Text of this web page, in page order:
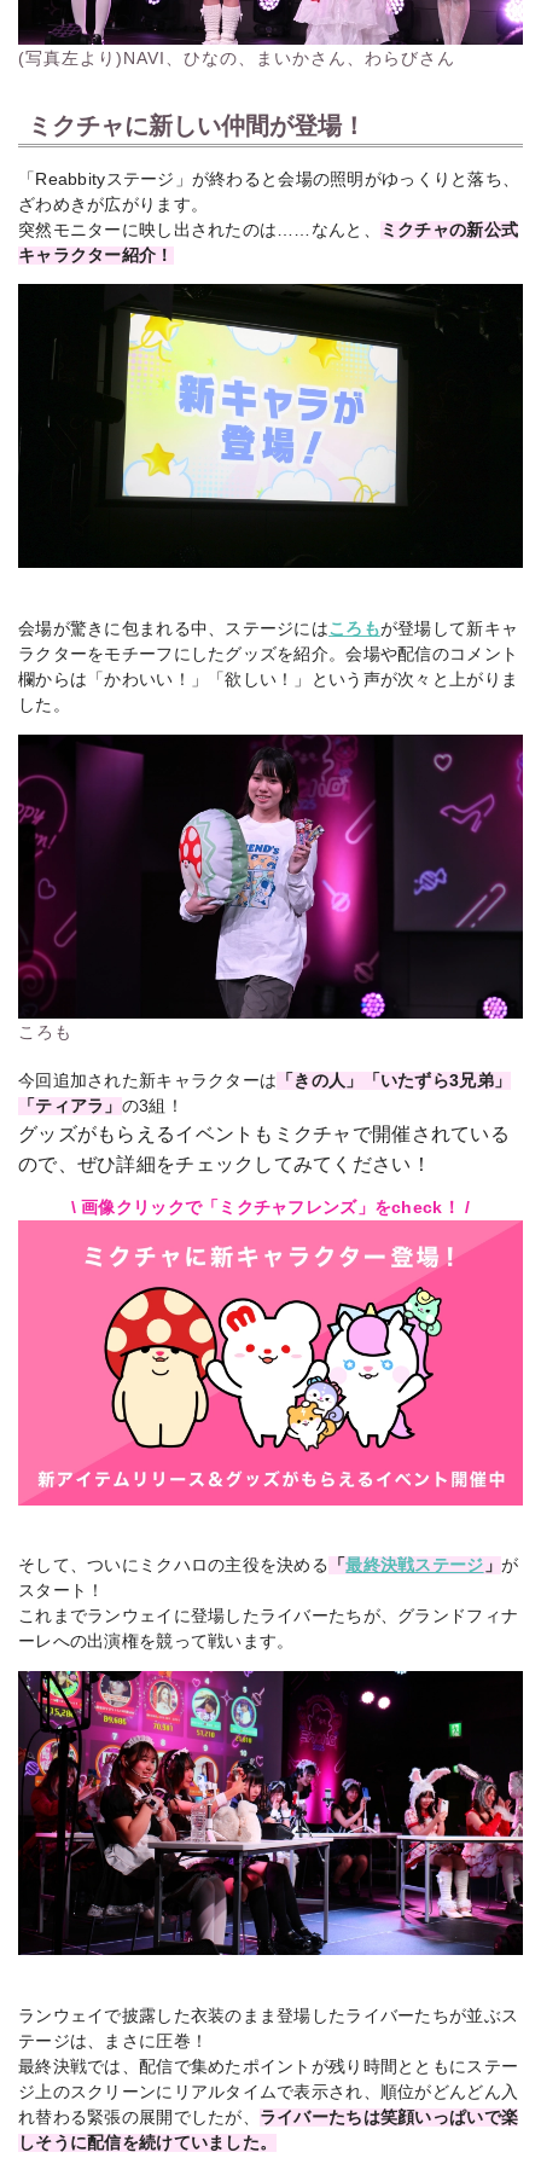
(写真左より)NAVI、ひなの、まいかさん、わらびさん
ミクチャに新しい仲間が登場！
「Reabbityステージ」が終わると会場の照明がゆっくりと落ち、
ざわめきが広がります。
突然モニターに映し出されたのは……なんと、
ミクチャの新公式
キャラクター紹介！
会場が驚きに包まれる中、ステージにはころもが登場して新キャ
ラクターをモチーフにしたグッズを紹介。会場や配信のコメント
欄からは「かわいい！」「欲しい！」という声が次々と上がりま
した。
ころも
今回追加された新キャラクターは 「きの人」「いたずら3兄弟」
「ティアラ」 の3組！
グッズがもらえるイベントもミクチャで開催されている
ので、ぜひ詳細をチェックしてみてください！
\ 画像クリックで「ミクチャフレンズ」をcheck！ /
そして、ついにミクハロの主役を決める 「最終決戦ステージ 」 が
スタート！
これまでランウェイに登場したライバーたちが、グランドフィナ
ーレへの出演権を競って戦います。
ランウェイで披露した衣装のまま登場したライバーたちが並ぶス
テージは、まさに圧巻！
最終決戦では、配信で集めたポイントが残り時間とともにステー
ジ上のスクリーンにリアルタイムで表示され、順位がどんどん入
れ替わる緊張の展開でしたが、 ライバーたちは笑顔いっぱいで楽
しそうに配信を続けていました。